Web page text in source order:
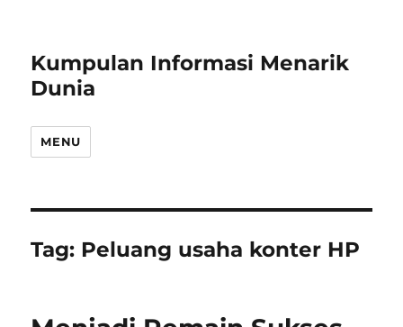
Kumpulan Informasi Menarik
Dunia
MENU
Tag: Peluang usaha konter HP